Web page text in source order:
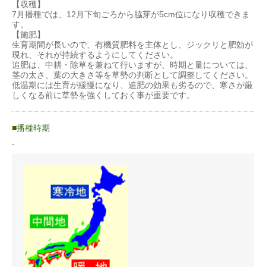
【収穫】
7月播種では、12月下旬ごろから脇芽が5cm位になり収穫できま
す。
【施肥】
生育期間が長いので、有機質肥料を主体とし、ジックリと肥効が
現れ、それが持続するようにしてください。
追肥は、中耕・除草を兼ねて行いますが、時期と量については、
茎の太さ、葉の大きさ等を草勢の判断として調整してください。
低温期には生育が緩慢になり、追肥の効果も劣るので、寒さが厳
しくなる前に草勢を強くしておく事が重要です。
播種時期
-